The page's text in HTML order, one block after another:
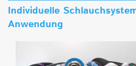
Individuelle
Anwendung